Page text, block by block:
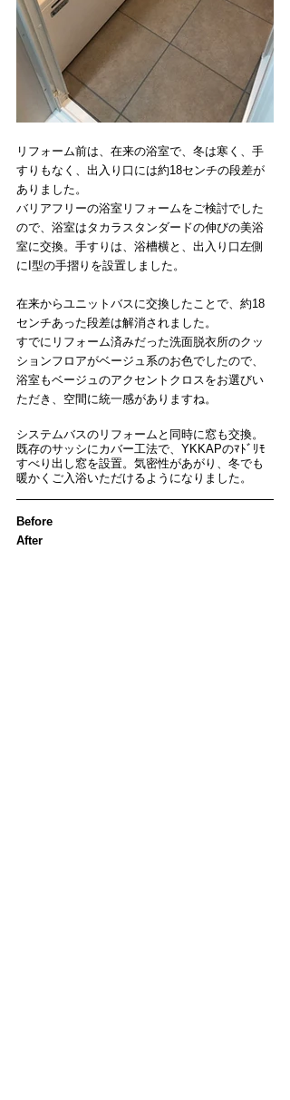
リフォーム前は、在来の浴室で、冬は寒く、手
すりもなく、出入り口には約18センチの段差が
ありました。
バリアフリーの浴室リフォームをご検討でした
ので、浴室はタカラスタンダードの伸びの美浴
室に交換。手すりは、浴槽横と、出入り口左側
にI型の手摺りを設置しました。
在来からユニットバスに交換したことで、約18
センチあった段差は解消されました。
すでにリフォーム済みだった洗面脱衣所のクッ
ションフロアがベージュ系のお色でしたので、
浴室もベージュのアクセントクロスをお選びい
ただき、空間に統一感がありますね。
システムバスのリフォームと同時に窓も交換。
既存のサッシにカバー工法で、YKKAPのﾏﾄﾞﾘﾓ
すべり出し窓を設置。気密性があがり、冬でも
暖かくご入浴いただけるようになりました。
Before
After